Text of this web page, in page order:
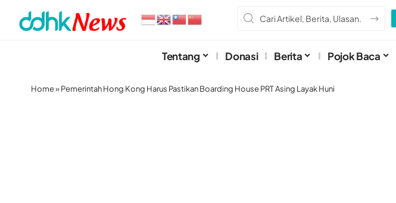
Tentang Donasi Berita Pojok Baca
Home»Pemerintah Hong Kong Harus Pastikan Boarding House PRT Asing Layak Huni